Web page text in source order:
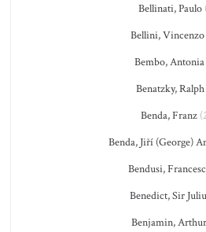
Bellinati, Paulo
Bellini, Vincenzo
Bembo, Antonia
Benatzky, Ralph
Benda, Franz
Benda, Jiří (George)
Bendusi,
Benedict, Sir
Benjamin, Arthur